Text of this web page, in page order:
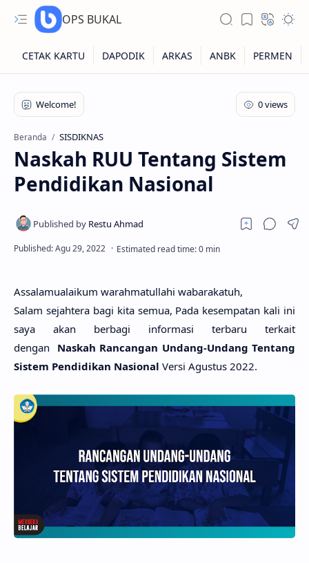
OPS BUKAL
Kartu NUPTK
Kartu NRG
Kartu NISN
Kartu NISN Foto
Kartu NISN Massal
Beranda SISDIKNAS
Naskah RUU Tentang Sistem
Pendidikan Nasional
Assalamualaikum warahmatullahi wabarakatuh,
Salam sejahtera bagi kita semua, Pada kesempatan kali ini
saya akan berbagi informasi terbaru terkait
dengan Naskah Rancangan Undang-Undang Tentang
Sistem Pendidikan Nasional Versi Agustus 2022.